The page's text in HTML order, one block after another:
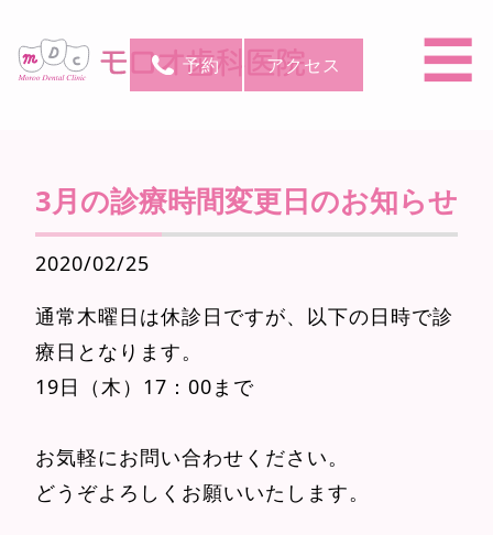
予約 アクセス ☰
3月の診療時間変更日のお知らせ
2020/02/25
通常木曜日は休診日ですが、以下の日時で診
療日となります。
19日（木）17：00まで
お気軽にお問い合わせください。
どうぞよろしくお願いいたします。